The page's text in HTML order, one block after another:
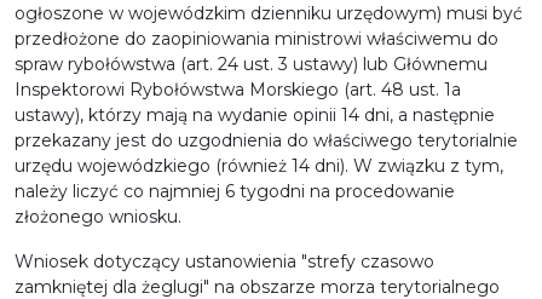
ogłoszone w wojewódzkim dzienniku urzędowym) musi być
przedłożone do zaopiniowania ministrowi właściwemu do
spraw rybołówstwa (art. 24 ust. 3 ustawy) lub Głównemu
Inspektorowi Rybołówstwa Morskiego (art. 48 ust. 1a
ustawy), którzy mają na wydanie opinii 14 dni, a następnie
przekazany jest do uzgodnienia do właściwego terytorialnie
urzędu wojewódzkiego (również 14 dni). W związku z tym,
należy liczyć co najmniej 6 tygodni na procedowanie
złożonego wniosku.
Wniosek dotyczący ustanowienia "strefy czasowo
zamkniętej dla żeglugi" na obszarze morza terytorialnego